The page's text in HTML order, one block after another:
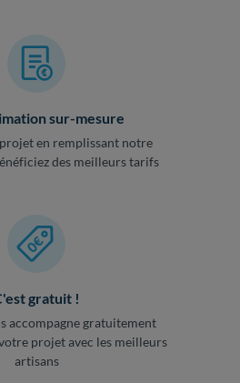
sur-mesure
en remplissant notre
des meilleurs tarifs
gratuit !
accompagne gratuitement
projet avec les meilleurs
artisans